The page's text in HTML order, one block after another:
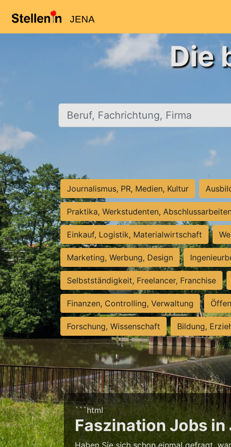
JENA
Die
Beruf, Fachrichtung, Firma
Journalismus, PR, Medien, Kultur
Praktika, Werkstudenten,
Einkauf, Logistik, Materialwirtschaft
Marketing, Werbung, Design
Selbstständigkeit, Freelancer, Franchise
Finanzen, Controlling, Verwaltung
Forschung, Wissenschaft Bildung,
```html
Faszination Jobs